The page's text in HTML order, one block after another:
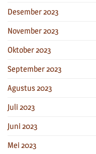
Desember 2023
November 2023
Oktober 2023
September 2023
Agustus 2023
Juli 2023
Juni 2023
Mei 2023